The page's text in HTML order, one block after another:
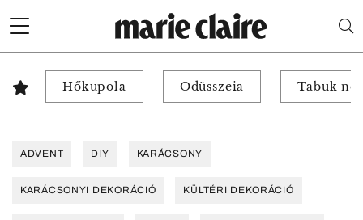
Hőkupola Odüsszeia Tabuk
ADVENT DIY KARÁCSONY
KARÁCSONYI DEKORÁCIÓ KÜLTÉRI DEKORÁCIÓ